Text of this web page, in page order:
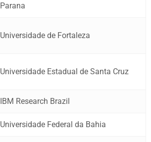
Parana
Universidade de Fortaleza
Universidade Estadual de Santa Cruz
IBM Research Brazil
Universidade Federal da Bahia